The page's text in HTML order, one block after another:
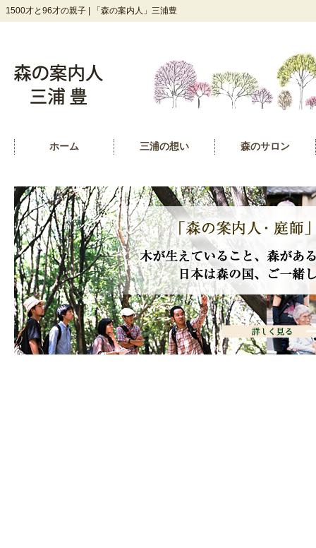
1500才と96才の親子 | 「森の案内人」三浦豊
ホーム 三浦の想い 森のサロン